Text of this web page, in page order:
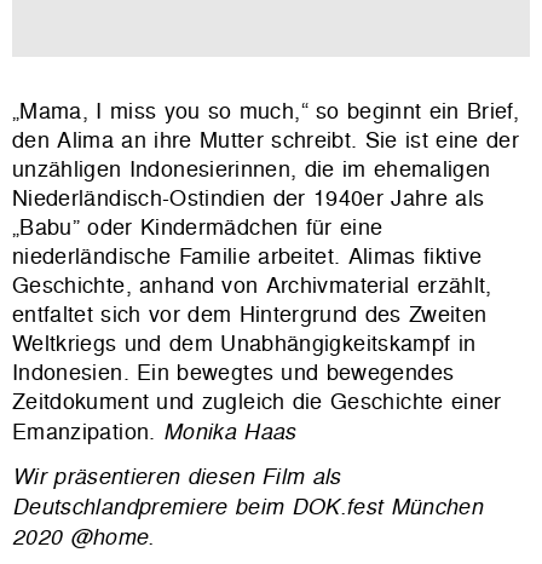
„Mama, I miss you so much,“ so beginnt ein Brief,
den Alima an ihre Mutter schreibt. Sie ist eine der
unzähligen Indonesierinnen, die im ehemaligen
Niederländisch-Ostindien der 1940er Jahre als
„Babu” oder Kindermädchen für eine
niederländische Familie arbeitet. Alimas fiktive
Geschichte, anhand von Archivmaterial erzählt,
entfaltet sich vor dem Hintergrund des Zweiten
Weltkriegs und dem Unabhängigkeitskampf in
Indonesien. Ein bewegtes und bewegendes
Zeitdokument und zugleich die Geschichte einer
Emanzipation. Monika Haas
Wir präsentieren diesen Film als
Deutschlandpremiere beim DOK.fest München
2020 @home.